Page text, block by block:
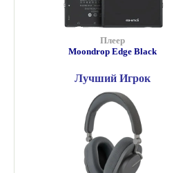
Плеер
Moondrop Edge Black
Лучший Игрок